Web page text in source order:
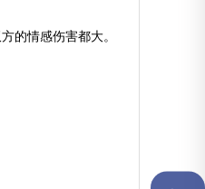
的情感伤害都大。